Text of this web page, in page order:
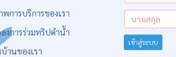
การบริการของเรา
งการร่วมทริปดำน้ำ
านของเรา
เข้าสู่ระบบ